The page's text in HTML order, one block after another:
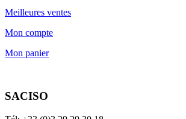
Meilleures ventes
Mon compte
Mon panier
SACISO